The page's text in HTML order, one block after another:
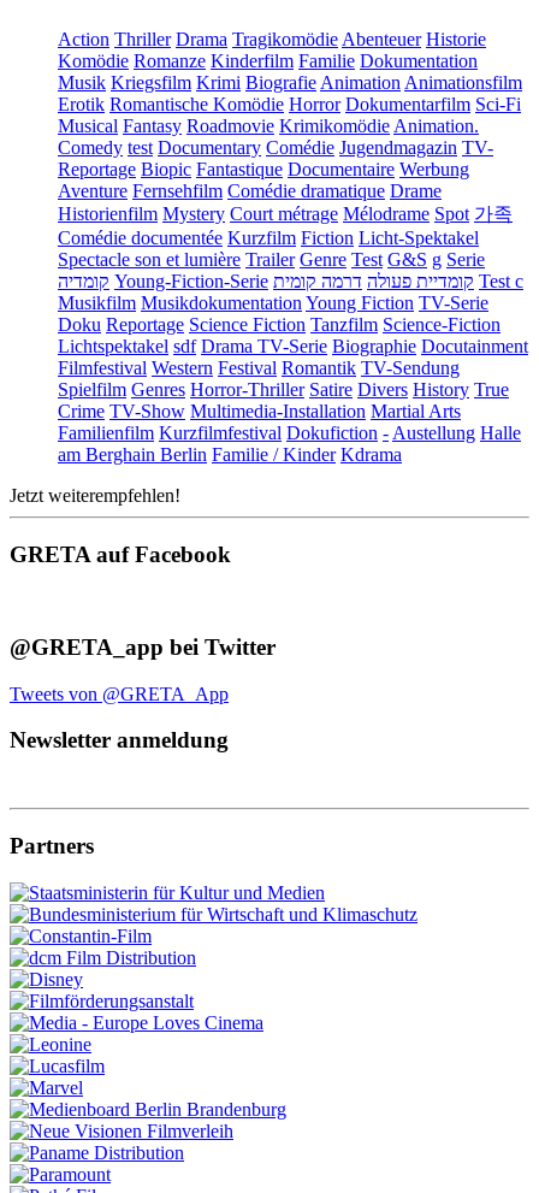
Action Thriller Drama Tragikomödie Abenteuer Historie
Komödie Romanze Kinderfilm Familie Dokumentation
Musik Kriegsfilm Krimi Biografie Animation Animationsfilm
Erotik Romantische Komödie Horror Dokumentarfilm Sci-Fi
Musical Fantasy Roadmovie Krimikomödie Animation.
Comedy test Documentary Comédie Jugendmagazin TV-
Reportage Biopic Fantastique Documentaire Werbung
Aventure Fernsehfilm Comédie dramatique Drame
Historienfilm Mystery Court métrage Mélodrame Spot 가족
Comédie documentée Kurzfilm Fiction Licht-Spektakel
Spectacle son et lumière Trailer Genre Test G&S g Serie
קומדיה Young-Fiction-Serie קומדיית פעולה דרמה קומית
Test c
Musikfilm Musikdokumentation Young Fiction TV-Serie
Doku Reportage Science Fiction Tanzfilm Science-Fiction
Lichtspektakel sdf Drama TV-Serie Biographie Docutainment
Filmfestival Western Festival Romantik TV-Sendung
Spielfilm Genres Horror-Thriller Satire Divers History True
Crime TV-Show Multimedia-Installation Martial Arts
Familienfilm Kurzfilmfestival Dokufiction - Austellung Halle
am Berghain Berlin Familie / Kinder Kdrama
Jetzt weiterempfehlen!
GRETA auf Facebook
@GRETA_app bei Twitter
Tweets von @GRETA_App
Newsletter anmeldung
Partners